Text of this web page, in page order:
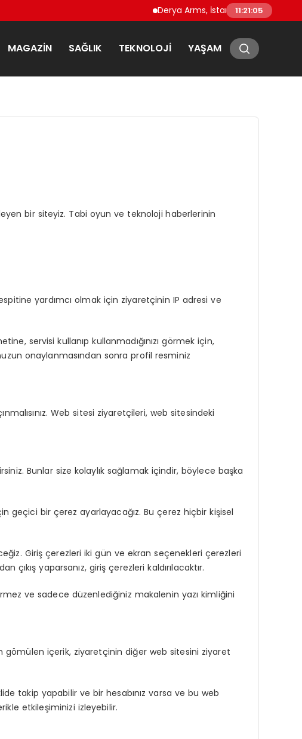
Derya Arms, İstanbul Prohunt
11:21:05
MAGAZIN SAĞLIK TEKNOLOJI YAŞAM
bir siteyiz. Tabi oyun ve teknoloji haberlerinin
yardımcı olmak için ziyaretçinin IP adresi ve
servisi kullanıp kullanmadığınızı görmek için,
onaylanmasından sonra profil resminiz
Web sitesi ziyaretçileri, web sitesindeki
Bunlar size kolaylık sağlamak içindir, böylece başka
geçici bir çerez ayarlayacağız. Bu çerez hiçbir kişisel
Giriş çerezleri iki gün ve ekran seçenekleri çerezleri
çıkış yaparsanız, giriş çerezleri kaldırılacaktır.
ve sadece düzenlediğiniz makalenin yazı kimliğini
gömülen içerik, ziyaretçinin diğer web sitesini ziyaret
takip yapabilir ve bir hesabınız varsa ve bu web
etkileşiminizi izleyebilir.